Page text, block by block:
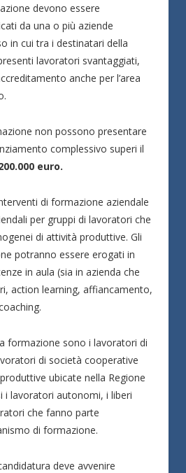
devono essere
da una o più aziende
in cui tra i destinatari della
lavoratori svantaggiati,
anche per l’area
non possono presentare
complessivo superi il
euro.
di formazione aziendale
per gruppi di lavoratori che
di attività produttive. Gli
potranno essere erogati in
in aula (sia in azienda che
action learning, affiancamento,
formazione sono i lavoratori di
di società cooperative
ubicate nella Regione
i lavoratori autonomi, i liberi
che fanno parte
di formazione.
deve avvenire